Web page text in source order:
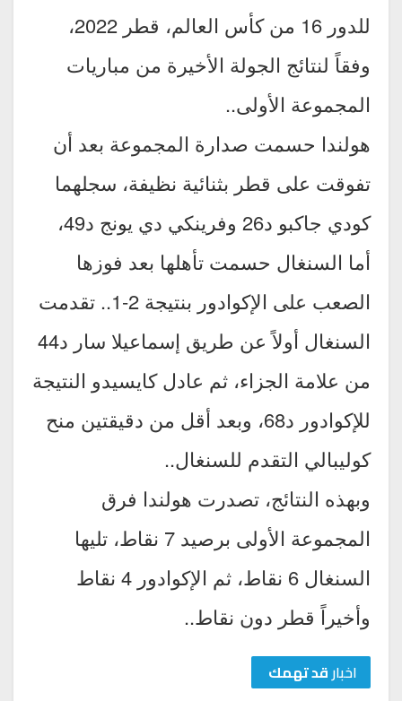
للدور 16 من كأس العالم، قطر 2022،
وفقاً لنتائج الجولة الأخيرة من مباريات
المجموعة الأولى..
هولندا حسمت صدارة المجموعة بعد أن
تفوقت على قطر بثنائية نظيفة، سجلهما
كودي جاكبو د26 وفرينكي دي يونج د49،
أما السنغال حسمت تأهلها بعد فوزها
الصعب على الإكوادور بنتيجة 2-1.. تقدمت
السنغال أولاً عن طريق إسماعيلا سار د44
من علامة الجزاء، ثم عادل كايسيدو النتيجة
للإكوادور د68، وبعد أقل من دقيقتين منح
كوليبالي التقدم للسنغال..
وبهذه النتائج، تصدرت هولندا فرق
المجموعة الأولى برصيد 7 نقاط، تليها
السنغال 6 نقاط، ثم الإكوادور 4 نقاط
وأخيراً قطر دون نقاط..
اخبارقد تهمك